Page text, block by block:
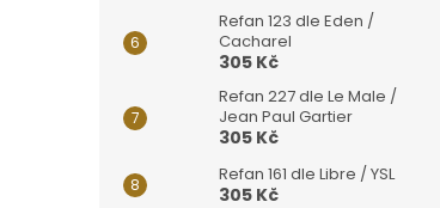
Refan 123 dle Eden /
Cacharel
305 Kč
Refan 227 dle Le Male /
Jean Paul Gartier
305 Kč
Refan 161 dle Libre / YSL
305 Kč